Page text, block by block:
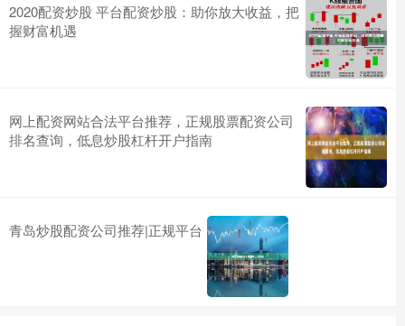
2020配资炒股 平台配资炒股：助你放大收益，把
握财富机遇
网上配资网站合法平台推荐，正规股票配资公司
排名查询，低息炒股杠杆开户指南
青岛炒股配资公司推荐|正规平台